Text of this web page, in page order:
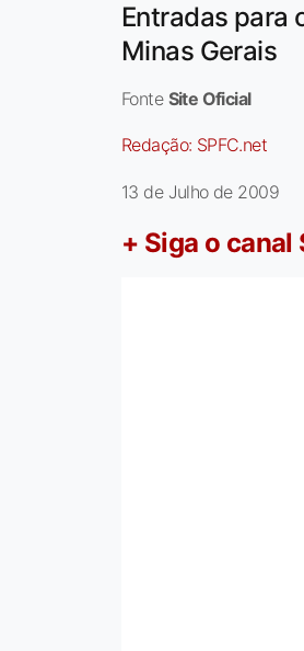
Entradas para
Minas Gerais
Fonte Site Oficial
Redação: SPFC.net
13 de Julho de 2009
+ Siga o canal